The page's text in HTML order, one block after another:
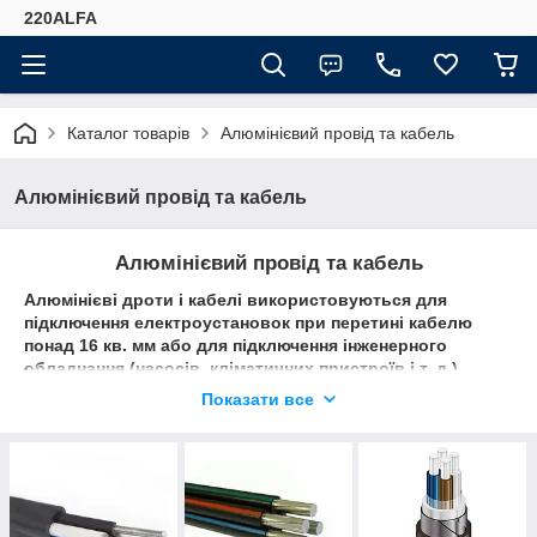
220ALFA
Каталог товарів Алюмінієвий провід та кабель
Алюмінієвий провід та кабель
Алюмінієвий провід та кабель
Алюмінієві дроти і кабелі використовуються для
підключення електроустановок при перетині кабелю
понад 16 кв. мм або для підключення інженерного
обладнання (насосів, кліматичних пристроїв і т. д.)
дротом від 2,5 кв. мм.. На сьогоднішній день попит на
простий економією і ситуаціями, коли потрібно замінити
частину старої проводки, а фінансів на прокладку нових
мідних жил немає, а також в ситуаціях, описаних вище.
Показати все